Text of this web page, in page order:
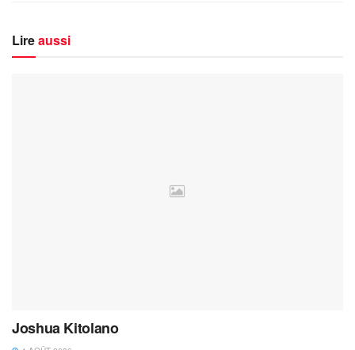
Lireaussi
Joshua Kitolano